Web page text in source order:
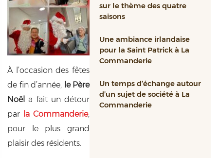
À l’occasion des fêtes
de fin d’année, le Père
Noël a fait un détour
par la Commanderie,
pour le plus grand
plaisir des résidents.
sur le thème des quatre
saisons
Une ambiance irlandaise
pour la Saint Patrick à La
Commanderie
Un temps d’échange autour
d’un sujet de société à La
Commanderie